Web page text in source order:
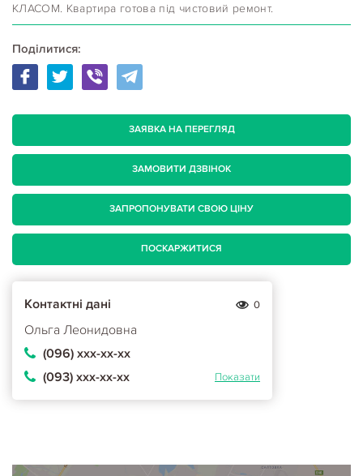
КЛАСОМ. Квартира готова під чистовий ремонт.
Поділитися:
ЗАЯВКА НА ПЕРЕГЛЯД
ЗАМОВИТИ ДЗВІНОК
ЗАПРОПОНУВАТИ СВОЮ ЦІНУ
ПОСКАРЖИТИСЯ
Контактні дані 0
Ольга Леонидовна
(096) ххх-хх-хх
(093) ххх-хх-хх
Показати